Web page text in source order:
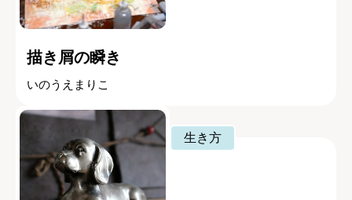
描き屑の瞬き
いのうえまりこ
生き方